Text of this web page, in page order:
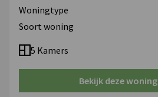
Woningtype
Soort woning
5 Kamers
Bekijk deze woning